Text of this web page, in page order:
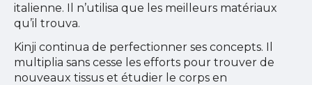
italienne. Il n’utilisa que les meilleurs matériaux
qu’il trouva.
Kinji continua de perfectionner ses concepts. Il
multiplia sans cesse les efforts pour trouver de
nouveaux tissus et étudier le corps en